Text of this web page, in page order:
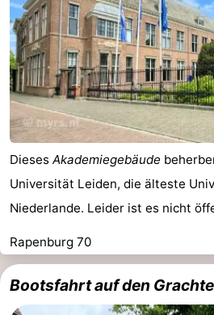
Dieses Akademiegebäude
Universität Leiden, die älteste
Niederlande. Leider ist es nicht
Rapenburg 70
Bootsfahrt auf den